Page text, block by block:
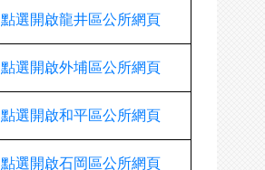
點選開啟龍井區公所網頁
點選開啟外埔區公所網頁
點選開啟和平區公所網頁
點選開啟石岡區公所網頁